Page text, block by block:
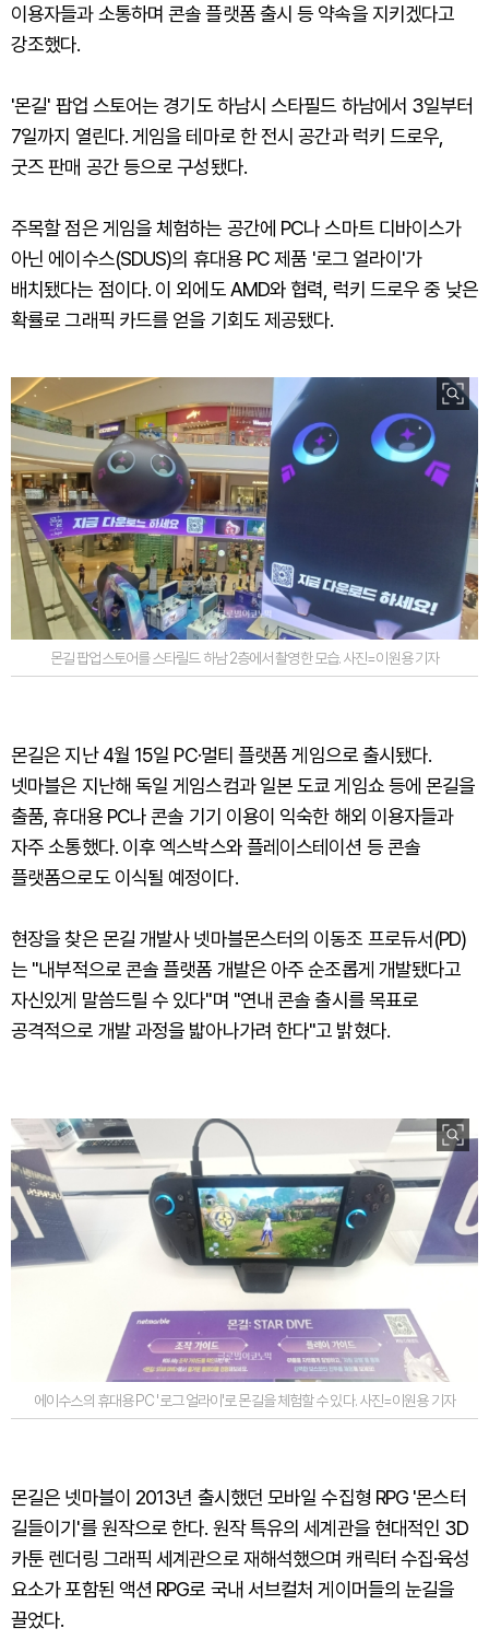
이용자들과 소통하며 콘솔 플랫폼 출시 등 약속을 지키겠다고
강조했다.
'몬길' 팝업 스토어는 경기도 하남시 스타필드 하남에서 3일부터
7일까지 열린다. 게임을 테마로 한 전시 공간과 럭키 드로우,
굿즈 판매 공간 등으로 구성됐다.
주목할 점은 게임을 체험하는 공간에 PC나 스마트 디바이스가
아닌 에이수스(SDUS)의 휴대용 PC 제품 '로그 얼라이'가
배치됐다는 점이다. 이 외에도 AMD와 협력, 럭키 드로우 중 낮은
확률로 그래픽 카드를 얻을 기회도 제공됐다.
몬길 팝업스토어를 스타릴드 하남 2층에서 촬영한 모습. 사진=이원용 기자
몬길은 지난 4월 15일 PC·멀티 플랫폼 게임으로 출시됐다.
넷마블은 지난해 독일 게임스컴과 일본 도쿄 게임쇼 등에 몬길을
출품, 휴대용 PC나 콘솔 기기 이용이 익숙한 해외 이용자들과
자주 소통했다. 이후 엑스박스와 플레이스테이션 등 콘솔
플랫폼으로도 이식될 예정이다.
현장을 찾은 몬길 개발사 넷마블몬스터의 이동조 프로듀서(PD)
는 "내부적으로 콘솔 플랫폼 개발은 아주 순조롭게 개발됐다고
자신있게 말씀드릴 수 있다"며 "연내 콘솔 출시를 목표로
공격적으로 개발 과정을 밟아나가려 한다"고 밝혔다.
에이수스의 휴대용 PC '로그 얼라이'로 몬길을 체험할 수 있다. 사진=이원용 기자
몬길은 넷마블이 2013년 출시했던 모바일 수집형 RPG '몬스터
길들이기'를 원작으로 한다. 원작 특유의 세계관을 현대적인 3D
카툰 렌더링 그래픽 세계관으로 재해석했으며 캐릭터 수집·육성
요소가 포함된 액션 RPG로 국내 서브컬처 게이머들의 눈길을
끌었다.